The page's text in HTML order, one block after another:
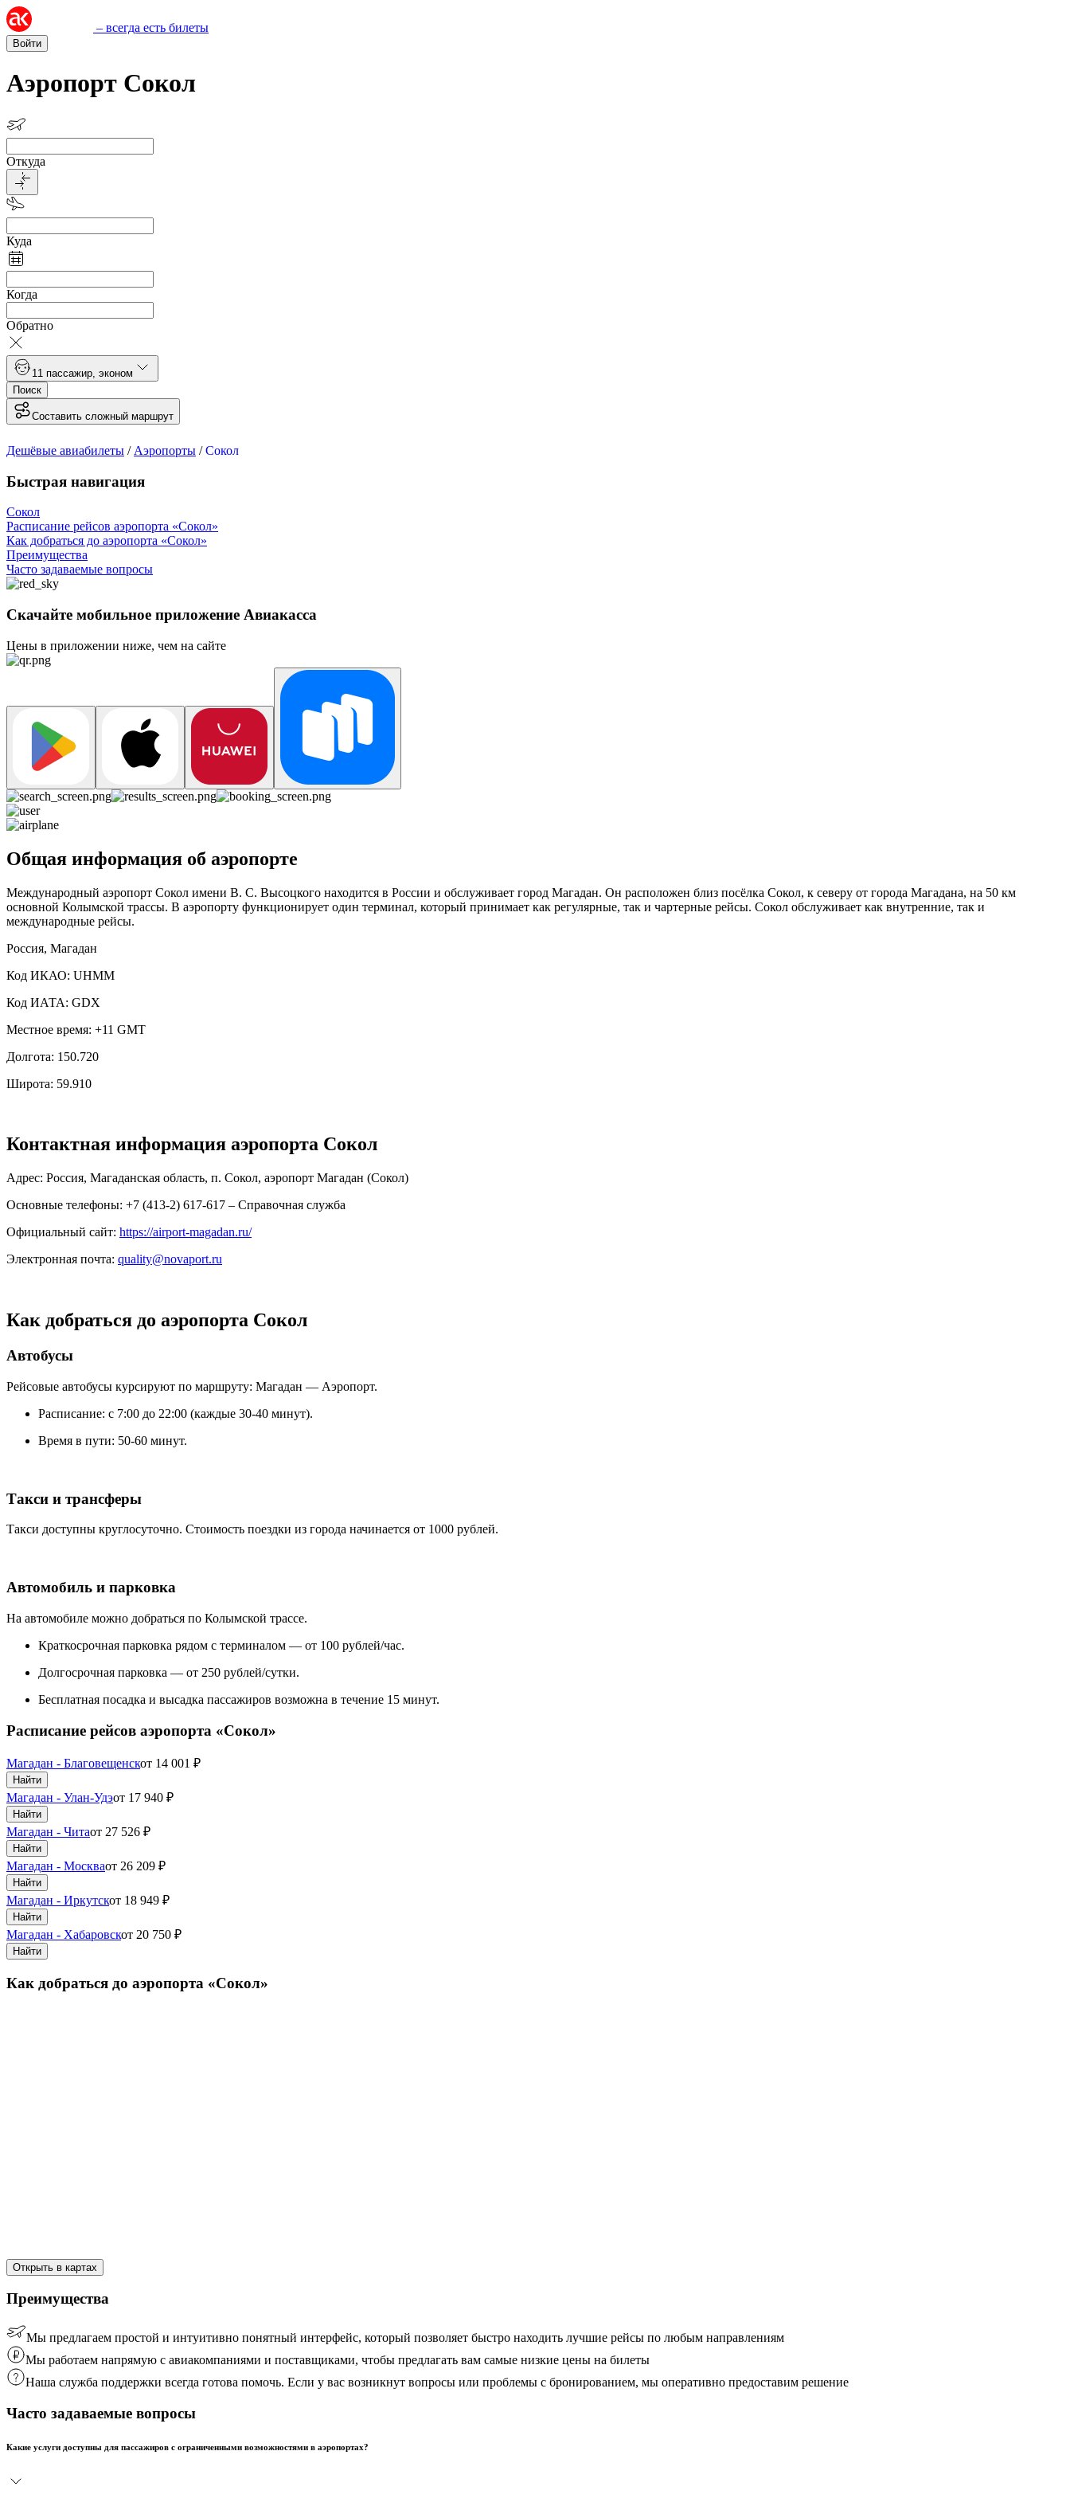
– всегда есть билеты
Войти
Аэропорт Сокол
Откуда
Куда
Когда
Обратно
1 1 пассажир эконом
Поиск
Составить сложный маршрут
Дешёвые авиабилеты / Аэропорты /Сокол
Быстрая навигация
Сокол
Расписание рейсов аэропорта «Сокол»
Как добраться до аэропорта «Сокол»
Преимущества
Часто задаваемые вопросы
Скачайте мобильное приложение Авиакасса
Цены в приложении ниже, чем на сайте
Общая информация об аэропорте
Международный аэропорт Сокол имени В. С. Высоцкого находится в России и обслуживает город Магадан. Он расположен близ посёлка Сокол, к северу от города Магадана, на 50 км
основной Колымской трассы. В аэропорту функционирует один терминал, который принимает как регулярные, так и чартерные рейсы. Сокол обслуживает как внутренние, так и
международные рейсы.
Россия, Магадан
Код ИКАО: UHMM
Код ИАТА: GDX
Местное время: +11 GMT
Долгота: 150.720
Широта: 59.910
Контактная информация аэропорта Сокол
Адрес: Россия, Магаданская область, п. Сокол, аэропорт Магадан (Сокол)
Основные телефоны: +7 (413-2) 617-617 – Справочная служба
Официальный сайт: https://airport-magadan.ru/
Электронная почта: quality@novaport.ru
Как добраться до аэропорта Сокол
Автобусы
Рейсовые автобусы курсируют по маршруту: Магадан — Аэропорт.
Расписание: с 7:00 до 22:00 (каждые 30-40 минут).
Время в пути: 50-60 минут.
Такси и трансферы
Такси доступны круглосуточно. Стоимость поездки из города начинается от 1000 рублей.
Автомобиль и парковка
На автомобиле можно добраться по Колымской трассе.
Краткосрочная парковка рядом с терминалом — от 100 рублей/час.
Долгосрочная парковка — от 250 рублей/сутки.
Бесплатная посадка и высадка пассажиров возможна в течение 15 минут.
Расписание рейсов аэропорта «Сокол»
Магадан - Благовещенскот 14 001 ₽
Найти
Магадан - Улан-Удэот 17 940 ₽
Найти
Магадан - Читаот 27 526 ₽
Найти
Магадан - Москваот 26 209 ₽
Найти
Магадан - Иркутскот 18 949 ₽
Найти
Магадан - Хабаровскот 20 750 ₽
Найти
Как добраться до аэропорта «Сокол»
Открыть в картах
Преимущества
Мы предлагаем простой и интуитивно понятный интерфейс, который позволяет быстро находить лучшие рейсы по любым направлениям
Мы работаем напрямую с авиакомпаниями и поставщиками, чтобы предлагать вам самые низкие цены на билеты
Наша служба поддержки всегда готова помочь. Если у вас возникнут вопросы или проблемы с бронированием, мы оперативно предоставим решение
Часто задаваемые вопросы
Какие услуги доступны для пассажиров с ограниченными возможностями в аэропортах?